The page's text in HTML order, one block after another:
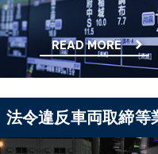
READ MORE
法令違反車両取締等